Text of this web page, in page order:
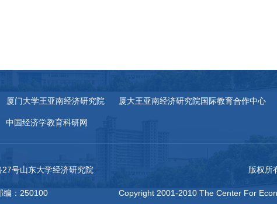
厦门大学王亚南经济研究院 厦大王亚南经济研究院国际教育合作中心
中国经济学教育科研网
号山东大学经济研究院
：250100
版权所
Copyright 2001-2010 The Center For